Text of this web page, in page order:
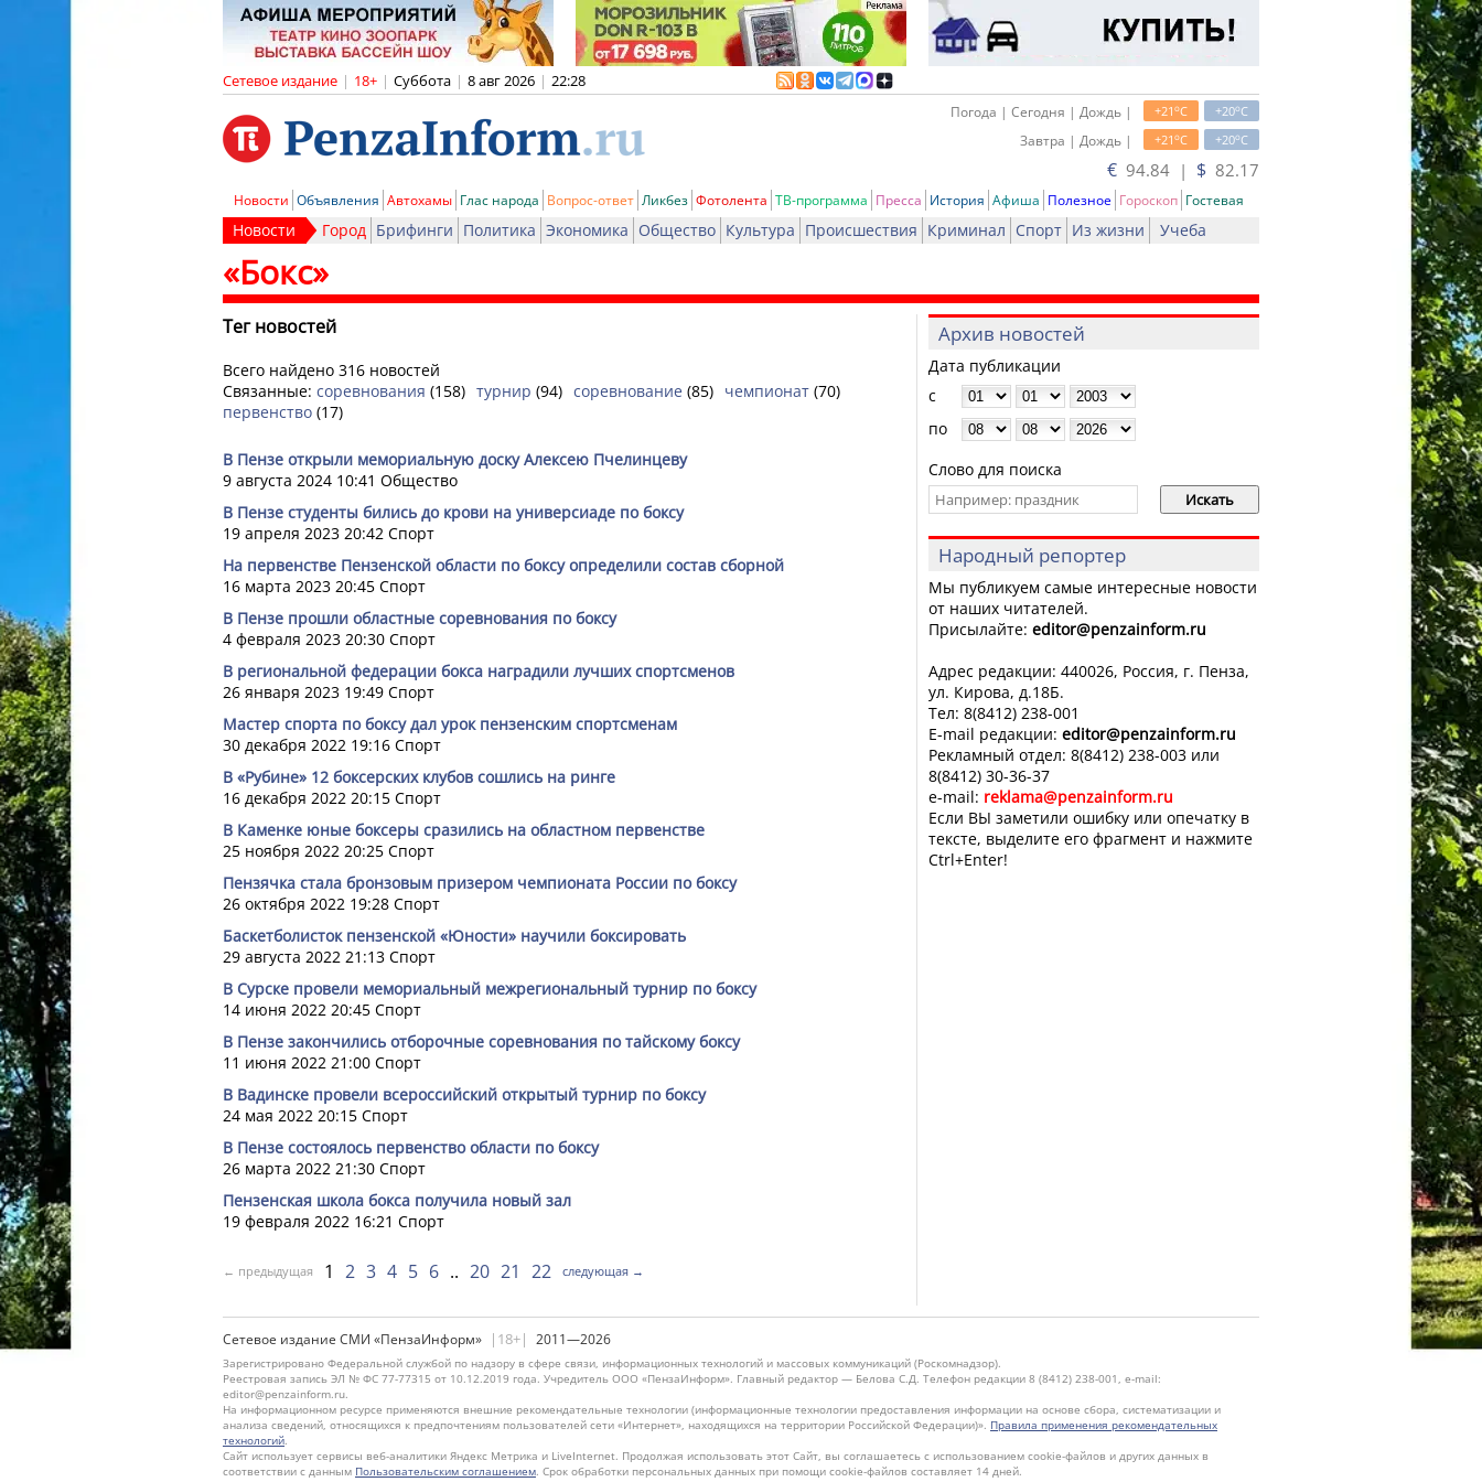
Сетевое издание | 18+ | Суббота | 8 авг 2026 | 22:28
+20oC
+21oC
Погода | Сегодня | Дождь |
+20oC
+21oC
Завтра | Дождь |
€ 94.84 | $ 82.17
Новости Объявления Автохамы Глас народа Вопрос-ответ Ликбез Фотолента ТВ-программа Пресса История Афиша Полезное Гороскоп Гостевая
Новости Город Брифинги Политика Экономика Общество Культура Происшествия Криминал Спорт Из жизни Учеба
«Бокс»
Тег новостей
Всего найдено 316 новостей
Связанные: соревнования (158) турнир (94) соревнование (85) чемпионат (70)
первенство (17)
В Пензе открыли мемориальную доску Алексею Пчелинцеву
9 августа 2024 10:41 Общество
В Пензе студенты бились до крови на универсиаде по боксу
19 апреля 2023 20:42 Спорт
На первенстве Пензенской области по боксу определили состав сборной
16 марта 2023 20:45 Спорт
В Пензе прошли областные соревнования по боксу
4 февраля 2023 20:30 Спорт
В региональной федерации бокса наградили лучших спортсменов
26 января 2023 19:49 Спорт
Мастер спорта по боксу дал урок пензенским спортсменам
30 декабря 2022 19:16 Спорт
В «Рубине» 12 боксерских клубов сошлись на ринге
16 декабря 2022 20:15 Спорт
В Каменке юные боксеры сразились на областном первенстве
25 ноября 2022 20:25 Спорт
Пензячка стала бронзовым призером чемпионата России по боксу
26 октября 2022 19:28 Спорт
Баскетболисток пензенской «Юности» научили боксировать
29 августа 2022 21:13 Спорт
В Сурске провели мемориальный межрегиональный турнир по боксу
14 июня 2022 20:45 Спорт
В Пензе закончились отборочные соревнования по тайскому боксу
11 июня 2022 21:00 Спорт
В Вадинске провели всероссийский открытый турнир по боксу
24 мая 2022 20:15 Спорт
В Пензе состоялось первенство области по боксу
26 марта 2022 21:30 Спорт
Пензенская школа бокса получила новый зал
19 февраля 2022 16:21 Спорт
← предыдущая 1 2 3 4 5 6 20 21 22 следующая →
Архив новостей
Дата публикации
с
по
Слово для поиска
Народный репортер
Мы публикуем самые интересные новости
от наших читателей.
Присылайте: editor@penzainform.ru
Адрес редакции: 440026, Россия, г. Пенза,
ул. Кирова, д.18Б.
Тел: 8(8412) 238-001
E-mail редакции: editor@penzainform.ru
Рекламный отдел: 8(8412) 238-003 или
8(8412) 30-36-37
e-mail: reklama@penzainform.ru
Если ВЫ заметили ошибку или опечатку в
тексте, выделите его фрагмент и нажмите
Ctrl+Enter!
Сетевое издание СМИ «ПензаИнформ» |18+| 2011—2026
Зарегистрировано Федеральной службой по надзору в сфере связи, информационных технологий и массовых коммуникаций (Роскомнадзор).
Реестровая запись ЭЛ № ФС 77-77315 от 10.12.2019 года. Учредитель ООО «ПензаИнформ». Главный редактор — Белова С.Д. Телефон редакции 8 (8412) 238-001, e-mail:
editor@penzainform.ru.
На информационном ресурсе применяются внешние рекомендательные технологии (информационные технологии предоставления информации на основе сбора, систематизации и
анализа сведений, относящихся к предпочтениям пользователей сети «Интернет», находящихся на территории Российской Федерации)». Правила применения рекомендательных
технологий.
Сайт использует сервисы веб-аналитики Яндекс Метрика и LiveInternet. Продолжая использовать этот Сайт, вы соглашаетесь с использованием cookie-файлов и других данных в
соответствии с данным Пользовательским соглашением. Срок обработки персональных данных при помощи cookie-файлов составляет 14 дней.